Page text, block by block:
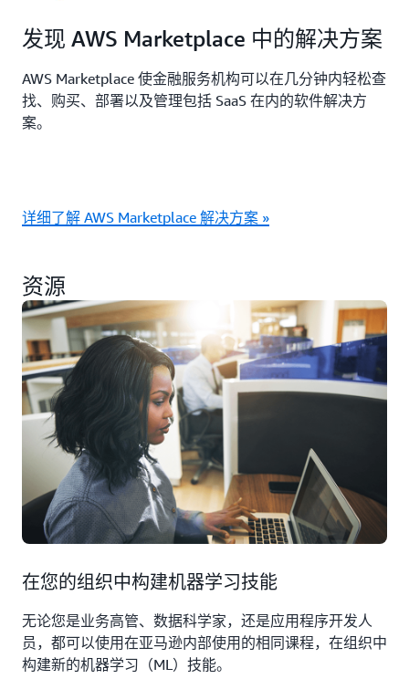
发现 AWS Marketplace 中的解决方案
AWS Marketplace 使金融服务机构可以在几分钟内轻松查
找、购买、部署以及管理包括 SaaS 在内的软件解决方
案。
详细了解 AWS Marketplace 解决方案 »
资源
在您的组织中构建机器学习技能
无论您是业务高管、数据科学家，还是应用程序开发人
员，都可以使用在亚马逊内部使用的相同课程，在组织中
构建新的机器学习（ML）技能。